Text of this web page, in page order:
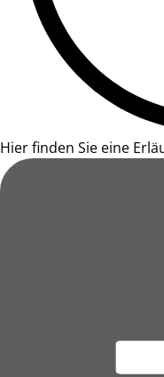
Hier finden Sie eine